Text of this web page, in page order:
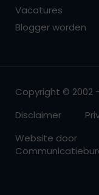
Vacatures
Blogger worden
Copyright © 2002
Disclaimer
Website door